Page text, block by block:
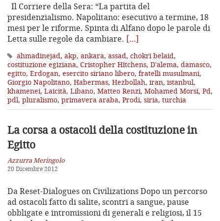
Il Corriere della Sera: “La partita del
presidenzialismo. Napolitano: esecutivo a termine, 18
mesi per le riforme. Spinta di Alfano dopo le parole di
Letta sulle regole da cambiare. […]
ahmadinejad, akp, ankara, assad, chokri belaid,
costituzione egiziana, Cristopher Hitchens, D'alema, damasco,
egitto, Erdogan, esercito siriano libero, fratelli musulmani,
Giorgio Napolitano, Habermas, Hezbollah, iran, istanbul,
khamenei, Laicità, Libano, Matteo Renzi, Mohamed Morsi, Pd,
pdl, pluralismo, primavera araba, Prodi, siria, turchia
La corsa a ostacoli della costituzione in
Egitto
Azzurra Meringolo
20 Dicembre 2012
Da Reset-Dialogues on Civilizations Dopo un percorso
ad ostacoli fatto di salite, scontri a sangue, pause
obbligate e intromissioni di generali e religiosi, il 15